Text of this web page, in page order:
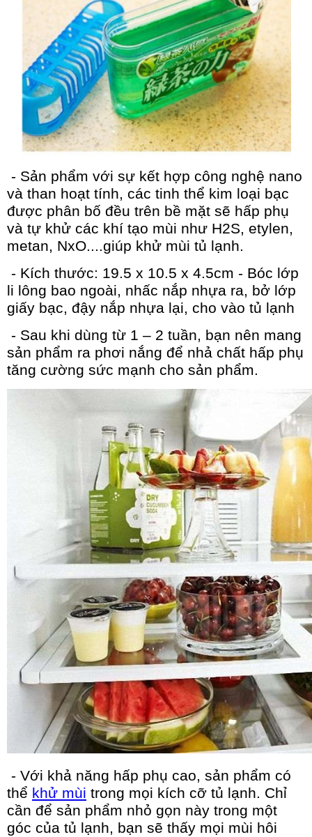
- Sản phẩm với sự kết hợp công nghệ nano
và than hoạt tính, các tinh thể kim loại bạc
được phân bố đều trên bề mặt sẽ hấp phụ
và tự khử các khí tạo mùi như H2S, etylen,
metan, NxO....giúp khử mùi tủ lạnh.
- Kích thước: 19.5 x 10.5 x 4.5cm - Bóc lớp
li lông bao ngoài, nhấc nắp nhựa ra, bở lớp
giấy bạc, đậy nắp nhựa lại, cho vào tủ lạnh
- Sau khi dùng từ 1 – 2 tuần, bạn nên mang
sản phẩm ra phơi nắng để nhả chất hấp phụ
tăng cường sức mạnh cho sản phẩm.
- Với khả năng hấp phụ cao, sản phẩm có
thể khử mùi trong mọi kích cỡ tủ lạnh. Chỉ
cần để sản phẩm nhỏ gọn này trong một
góc của tủ lạnh, bạn sẽ thấy mọi mùi hôi